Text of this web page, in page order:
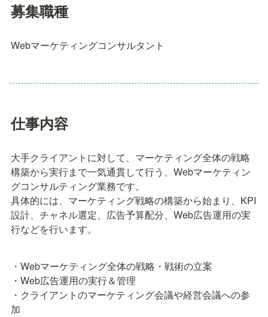
募集職種
Webマーケティングコンサルタント
仕事内容
大手クライアントに対して、マーケティング全体の戦略
構築から実行まで一気通貫して行う、Webマーケティン
グコンサルティング業務です。
具体的には、マーケティング戦略の構築から始まり、KPI
設計、チャネル選定、広告予算配分、Web広告運用の実
行などを行います。
・Webマーケティング全体の戦略・戦術の立案
・Web広告運用の実行＆管理
・クライアントのマーケティング会議や経営会議への参
加